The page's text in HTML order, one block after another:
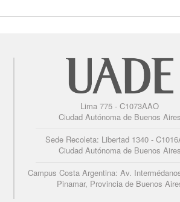
Lima 775 - C1073AAO
Ciudad Autónoma de Buenos Aires
Sede Recoleta: Libertad 1340 -
Ciudad Autónoma de Buenos Aires
Campus Costa Argentina: Av.
Pinamar, Provincia de Buenos